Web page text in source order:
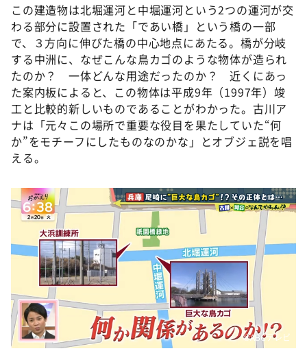
この建造物は北堀運河と中堀運河という2つの運河が交
わる部分に設置された「であい橋」という橋の一部
で、３方向に伸びた橋の中心地点にあたる。橋が分岐
する中洲に、なぜこんな鳥カゴのような物体が造られ
たのか？ 一体どんな用途だったのか？ 近くにあっ
た案内板によると、この物体は平成9年（1997年）竣
工と比較的新しいものであることがわかった。古川ア
ナは「元々この場所で重要な役目を果たしていた“何
か”をモチーフにしたものなのかな」とオブジェ説を唱
える。
©️ABCテレビ